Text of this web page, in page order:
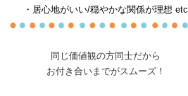
・居心地がいい/穏やかな関係が理想 etc
同じ価値観の方同士だから
お付き合いまでがスムーズ！